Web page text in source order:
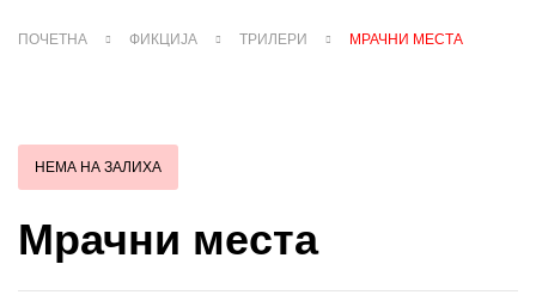
ПОЧЕТНА ФИКЦИЈА ТРИЛЕРИ МРАЧНИ МЕСТА
НЕМА НА ЗАЛИХА
Мрачни места